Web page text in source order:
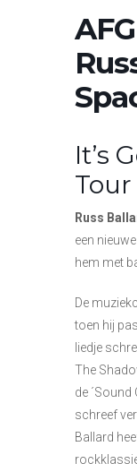
It’s
Russ
een
hem met
De
toen hij
liedje
The
de ´Sound
schreef
Ballard